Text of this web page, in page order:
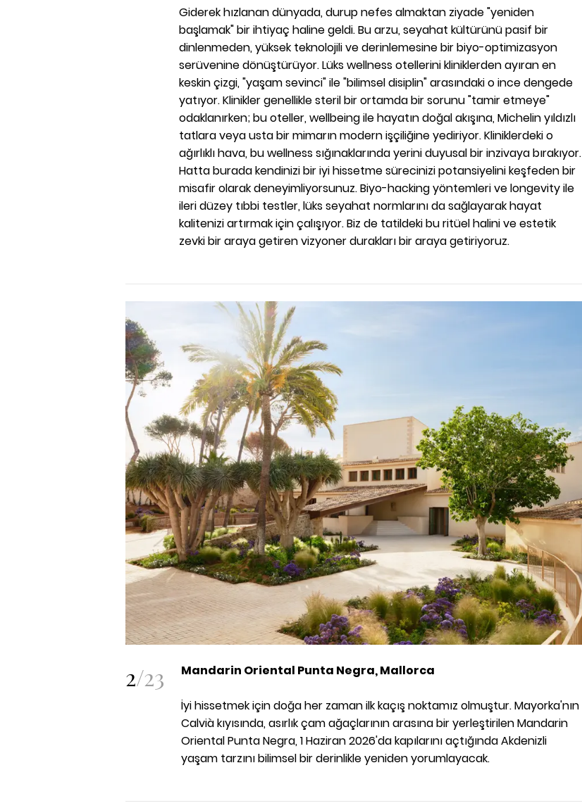
Giderek hızlanan dünyada, durup nefes almaktan ziyade "yeniden
başlamak" bir ihtiyaç haline geldi. Bu arzu, seyahat kültürünü pasif bir
dinlenmeden, yüksek teknolojili ve derinlemesine bir biyo-optimizasyon
serüvenine dönüştürüyor. Lüks wellness otellerini kliniklerden ayıran en
keskin çizgi, "yaşam sevinci" ile "bilimsel disiplin" arasındaki o ince dengede
yatıyor. Klinikler genellikle steril bir ortamda bir sorunu "tamir etmeye"
odaklanırken; bu oteller, wellbeing ile hayatın doğal akışına, Michelin yıldızlı
tatlara veya usta bir mimarın modern işçiliğine yediriyor. Kliniklerdeki o
ağırlıklı hava, bu wellness sığınaklarında yerini duyusal bir inzivaya bırakıyor.
Hatta burada kendinizi bir iyi hissetme sürecinizi potansiyelini keşfeden bir
misafir olarak deneyimliyorsunuz. Biyo-hacking yöntemleri ve longevity ile
ileri düzey tıbbi testler, lüks seyahat normlarını da sağlayarak hayat
kalitenizi artırmak için çalışıyor. Biz de tatildeki bu ritüel halini ve estetik
zevki bir araya getiren vizyoner durakları bir araya getiriyoruz.
2/23 Mandarin Oriental Punta Negra, Mallorca
İyi hissetmek için doğa her zaman ilk kaçış noktamız olmuştur. Mayorka'nın
Calvià kıyısında, asırlık çam ağaçlarının arasına bir yerleştirilen Mandarin
Oriental Punta Negra, 1 Haziran 2026'da kapılarını açtığında Akdenizli
yaşam tarzını bilimsel bir derinlikle yeniden yorumlayacak.